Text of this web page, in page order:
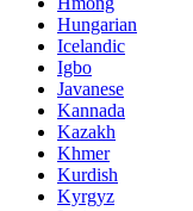
Hungarian
Icelandic
Igbo
Javanese
Kannada
Kazakh
Khmer
Kurdish
Kyrgyz